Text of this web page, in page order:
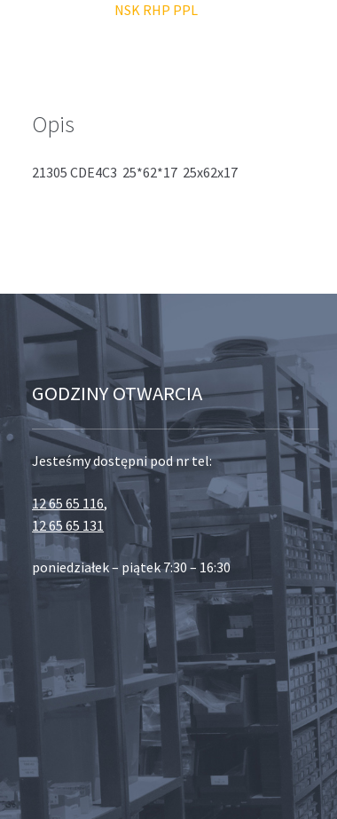
NSK RHP PPL
Opis
21305 CDE4C3 25*62*17 25x62x17
GODZINY OTWARCIA
Jesteśmy dostępni pod nr tel:
12 65 65 116,
12 65 65 131
poniedziałek – piątek 7:30 – 16:30